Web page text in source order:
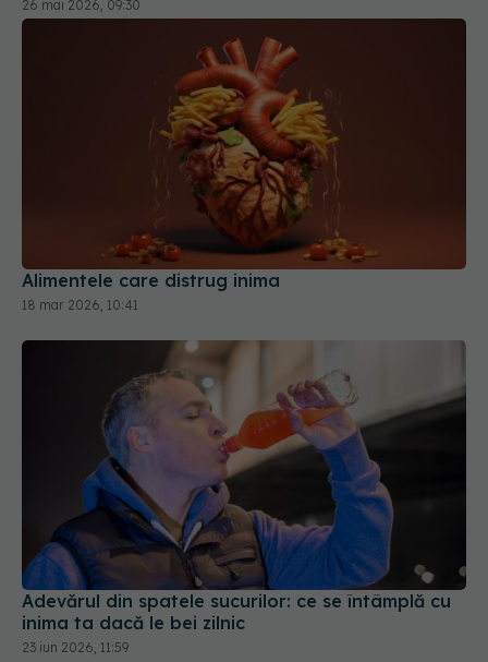
Alimentele care distrug inima
18 mar 2026, 10:41
Adevărul din spatele sucurilor: ce se întâmplă cu
inima ta dacă le bei zilnic
23 iun 2026, 11:59